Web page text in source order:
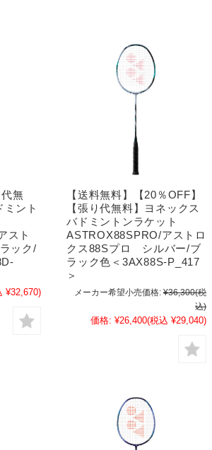
無
ミント
スト
ック/
¥32,670)
【送料無料】【20％OFF】
【張り代無料】ヨネックス
バドミントンラケット
ASTROX88SPRO/アストロ
クス88Sプロ シルバー/ブ
ラック色＜3AX88S-P_417
＞
メーカー希望小売価格: ¥36,300(税
込)
価格: ¥26,400(税込 ¥29,040)